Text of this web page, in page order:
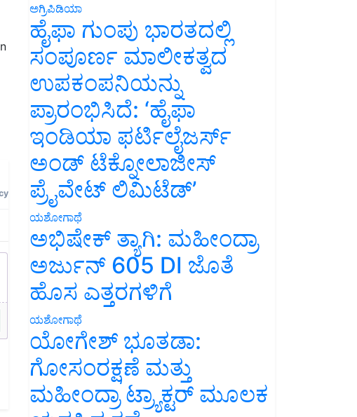
ಅಗ್ರಿಪಿಡಿಯಾ
ಹೈಫಾ ಗುಂಪು ಭಾರತದಲ್ಲಿ
ಸಂಪೂರ್ಣ ಮಾಲೀಕತ್ವದ
ಉಪಕಂಪನಿಯನ್ನು
ಪ್ರಾರಂಭಿಸಿದೆ: ‘ಹೈಫಾ
ಇಂಡಿಯಾ ಫರ್ಟಿಲೈಜರ್ಸ್
ಅಂಡ್ ಟೆಕ್ನೋಲಾಜೀಸ್
ಪ್ರೈವೇಟ್ ಲಿಮಿಟೆಡ್’
ಯಶೋಗಾಥೆ
ಅಭಿಷೇಕ್ ತ್ಯಾಗಿ: ಮಹೀಂದ್ರಾ
ಅರ್ಜುನ್ 605 DI ಜೊತೆ
ಹೊಸ ಎತ್ತರಗಳಿಗೆ
ಯಶೋಗಾಥೆ
ಯೋಗೇಶ್ ಭೂತಡಾ:
ಗೋಸಂರಕ್ಷಣೆ ಮತ್ತು
ಮಹೀಂದ್ರಾ ಟ್ರ್ಯಾಕ್ಟರ್ ಮೂಲಕ